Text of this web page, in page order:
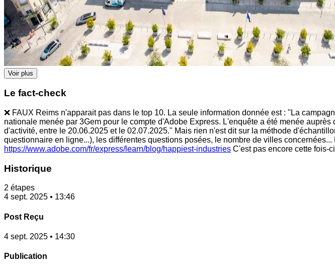
Voir plus
Le fact-check
❌ FAUX Reims n'apparait pas dans le top 10. La seule information donnée est : "La
nationale menée par 3Gem pour le compte d'Adobe Express. L'enquête a été menée
d'activité, entre le 20.06.2025 et le 02.07.2025." Mais rien n'est dit sur la méthode
questionnaire en ligne...), les différentes questions posées, le nombre de villes
https://www.adobe.com/fr/express/learn/blog/happiest-industries C'est pas encore cette fois-
Historique
2 étapes
4 sept. 2025 • 13:46
Post Reçu
4 sept. 2025 • 14:30
Publication